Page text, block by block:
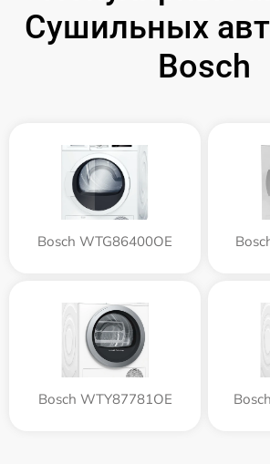
Сушильных
Bosch
Bosch WTG86400OE
Bosch WTY87781OE